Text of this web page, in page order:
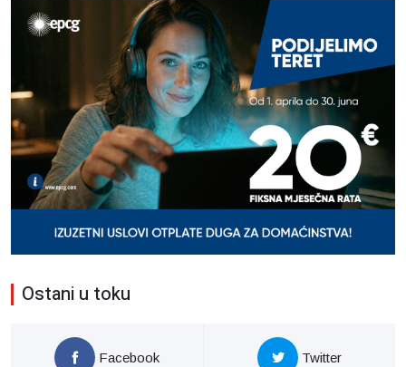
Ostani u toku
Facebook Twitter